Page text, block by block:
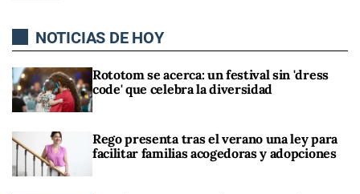
NOTICIAS DE HOY
Rototom se acerca: un festival sin 'dress
code' que celebra la diversidad
Rego presenta tras el verano una ley para
facilitar familias acogedoras y adopciones